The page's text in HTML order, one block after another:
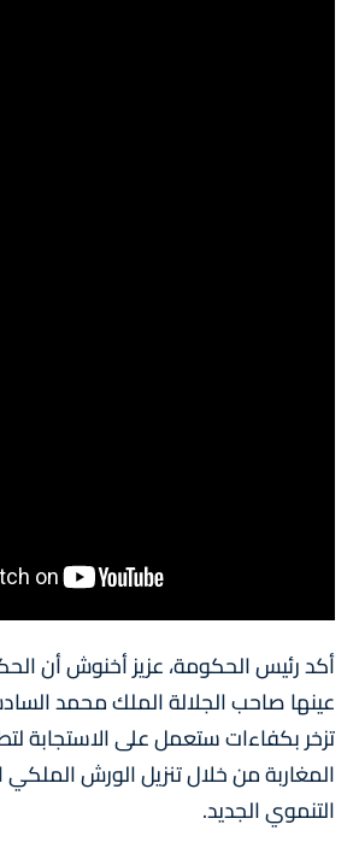
أكد رئيس الحكومة، عزيز أخنوش أن
عينها صاحب الجلالة الملك محمد
تزخر بكفاءات ستعمل على الاستجابة
المغاربة من خلال تنزيل الورش الملكي
التنموي الجديد.